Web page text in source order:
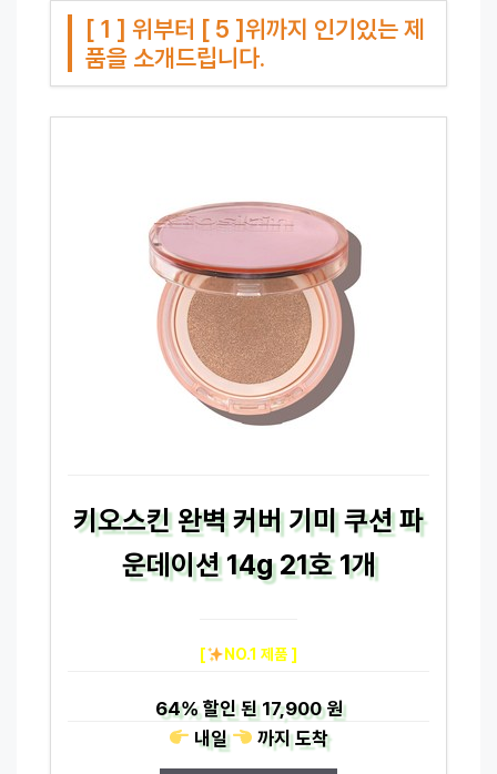
[ 1 ] 위부터 [ 5 ]위까지 인기있는 제
품을 소개드립니다.
키오스킨 완벽 커버 기미 쿠션 파
운데이션 14g 21호 1개
[ NO.1 제품 ]
64%할인 된17,900 원
내일
까지도착